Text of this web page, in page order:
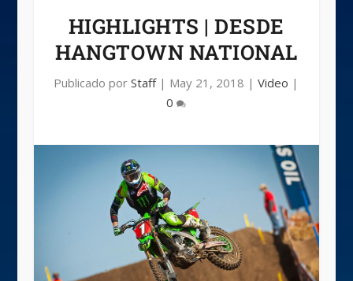
HIGHLIGHTS | DESDE
HANGTOWN NATIONAL
Publicado porStaff| May 21, 2018 |Video |
0